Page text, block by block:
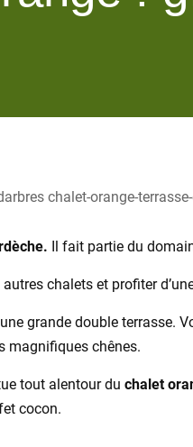
Il fait partie du
chalets et profiter
grande double terrasse.
magnifiques chênes.
tout alentour du chalet
cocon.